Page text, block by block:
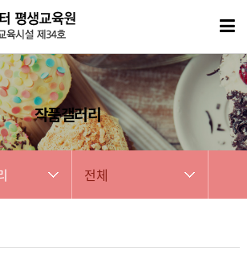
작품갤러리
전체